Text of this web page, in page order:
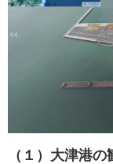
（１）大津港の